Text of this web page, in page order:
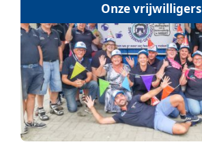
Onze vrijwilligers